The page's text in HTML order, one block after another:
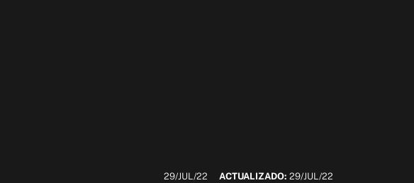
29/JUL/22 ACTUALIZADO: 29/JUL/22